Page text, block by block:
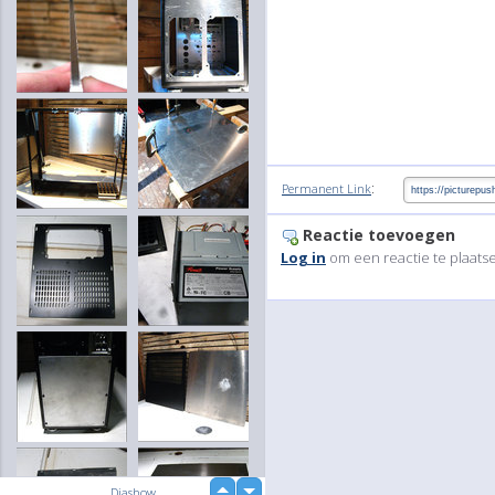
Permanent Link:
Reactie toevoegen
Log in om een reactie te